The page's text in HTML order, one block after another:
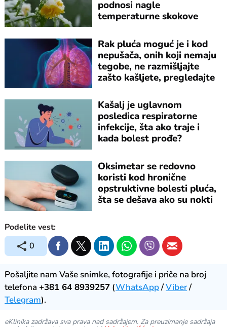
podnosi nagle
temperaturne skokove
Rak pluća moguć je i kod
nepušača, onih koji nemaju
tegobe, ne razmišljajte
zašto kašljete, pregledajte
Kašalj je uglavnom
posledica respiratorne
infekcije, šta ako traje i
kada bolest prođe?
Oksimetar se redovno
koristi kod hronične
opstruktivne bolesti pluća,
šta se dešava ako su nokti
Podelite vest:
0
Pošaljite nam Vaše snimke, fotografije i priče na broj
telefona +381 64 8939257 (WhatsApp/Viber/
Telegram).
eKlinika zadržava sva prava nad sadržajem. Za preuzimanje sadržaja